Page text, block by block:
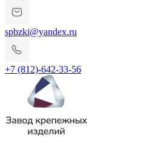
spbzki@yandex.ru
+7 (812)-642-33-56